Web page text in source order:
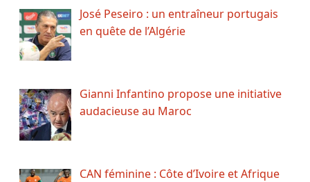
José Peseiro : un entraîneur portugais
en quête de l’Algérie
Gianni Infantino propose une initiative
audacieuse au Maroc
CAN féminine : Côte d’Ivoire et Afrique